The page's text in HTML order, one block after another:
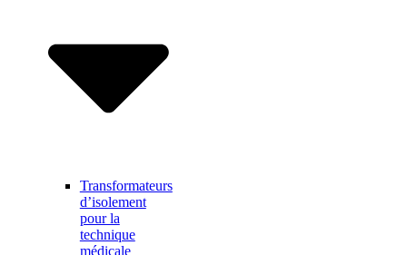
Transformateurs
d’isolement
pour la
technique
médicale